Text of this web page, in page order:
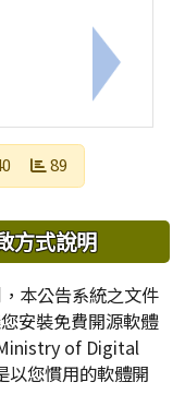
度適應體育創意融
下一筆：
89
方式說明
本公告系統之文件
安裝免費開源軟體
of Digital
以您慣用的軟體開